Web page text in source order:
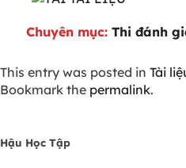
Chuyên mục: Thi đánh
This entry was posted in Tài
Bookmark the permalink.
Hậu Học Tập